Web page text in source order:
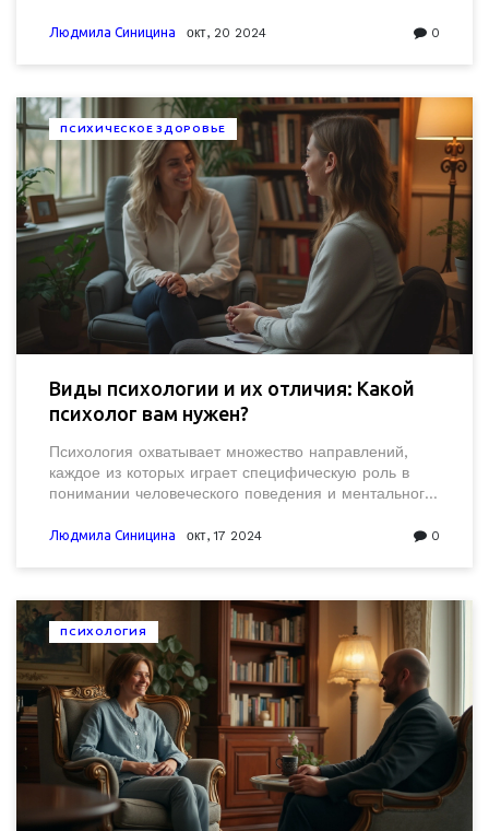
трудностями. В статье рассматриваются признаки,
психическая поддержка может влиять на качество
жизни и помочь справиться с устойчивыми
негативными чувствами. В этом материале также
предложены советы для тех, кто раздумывает о
начале терапии.
Людмила Синицина окт, 20 2024 0
ПСИХИЧЕСКОЕ ЗДОРОВЬЕ
Виды психологии и их отличия: Какой
психолог вам нужен?
Психология охватывает множество направлений,
каждое из которых играет специфическую роль в
понимании человеческого поведения и ментального
виды психологии, от клинической до социальной и
проблемами к какому специалисту следует
обращаться. Также будут предложены советы по
выбору подходящего психолога исходя из
конкретных жизненных ситуаций.
Людмила Синицина окт, 17 2024 0
ПСИХОЛОГИЯ